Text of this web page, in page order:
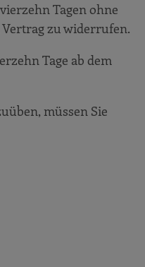
Tagen ohne
zu widerrufen.
Tage ab dem
müssen Sie